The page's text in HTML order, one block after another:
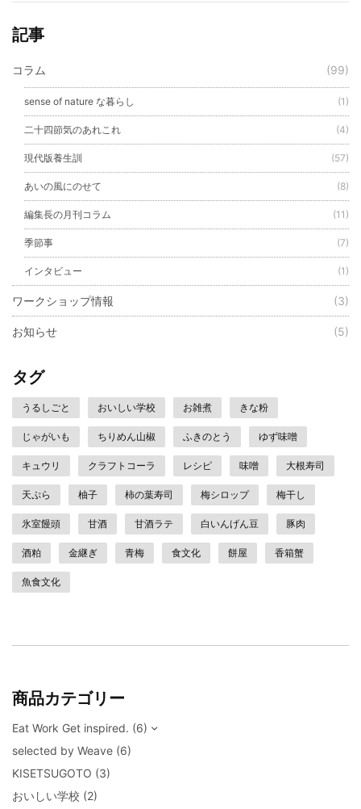
記事
コラム (99)
sense of nature な暮らし (1)
二十四節気のあれこれ (4)
現代版養生訓 (57)
あいの風にのせて (8)
編集長の月刊コラム (11)
季節事 (7)
インタビュー (1)
ワークショップ情報 (3)
お知らせ (5)
タグ
うるしごと おいしい学校 お雑煮 きな粉
じゃがいも ちりめん山椒 ふきのとう ゆず味噌
キュウリ クラフトコーラ レシピ 味噌 大根寿司
天ぷら 柚子 柿の葉寿司 梅シロップ 梅干し
氷室饅頭 甘酒 甘酒ラテ 白いんげん豆 豚肉
酒粕 金継ぎ 青梅 食文化 餅屋 香箱蟹
魚食文化
商品カテゴリー
Eat Work Get inspired. (6)
selected by Weave (6)
KISETSUGOTO (3)
おいしい学校 (2)